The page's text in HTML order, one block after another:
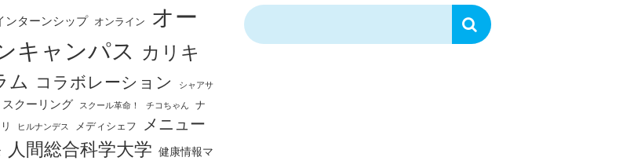
ンターンシップ オンライン
オー
キャンパス カリキ
ム コラボレーション
シャアサ
スクーリング スクール革命！ チコちゃん
ナ
ヒルナンデス メディシェフ
メニュー
人間総合科学大学 健康情報マ